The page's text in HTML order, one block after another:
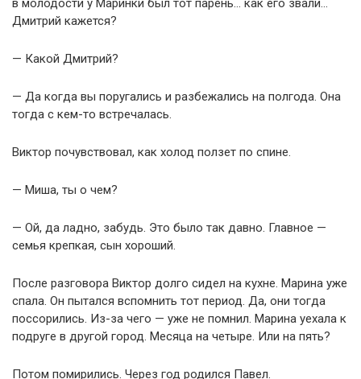
в молодости у Маринки был тот парень… как его звали…
Дмитрий кажется?
— Какой Дмитрий?
— Да когда вы поругались и разбежались на полгода. Она
тогда с кем-то встречалась.
Виктор почувствовал, как холод ползет по спине.
— Миша, ты о чем?
— Ой, да ладно, забудь. Это было так давно. Главное —
семья крепкая, сын хороший.
После разговора Виктор долго сидел на кухне. Марина уже
спала. Он пытался вспомнить тот период. Да, они тогда
поссорились. Из-за чего — уже не помнил. Марина уехала к
подруге в другой город. Месяца на четыре. Или на пять?
Потом помирились. Через год родился Павел.